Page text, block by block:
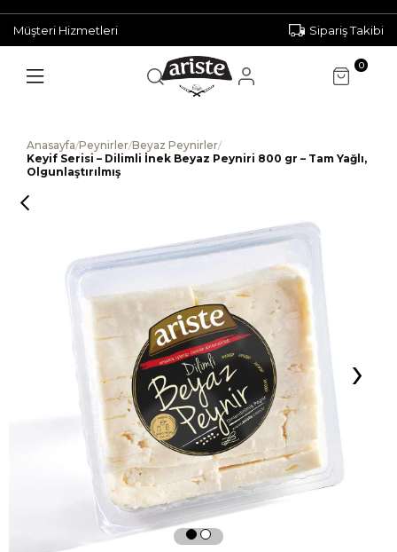
Müşteri Hizmetleri Sipariş Takibi
0
Anasayfa/Peynirler/Beyaz Peynirler/
Keyif Serisi – Dilimli İnek Beyaz Peyniri 800 gr – Tam Yağlı,
Olgunlaştırılmış
›